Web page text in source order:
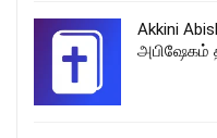
Akkini
அபிஷேகம்